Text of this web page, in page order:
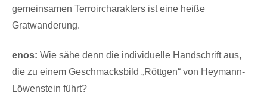
gemeinsamen Terroircharakters ist eine heiße
Gratwanderung.
enos: Wie sähe denn die individuelle Handschrift aus,
die zu einem Geschmacksbild „Röttgen“ von Heymann-
Löwenstein führt?